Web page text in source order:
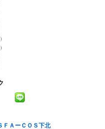
ＦＡーＣＯＳ下北